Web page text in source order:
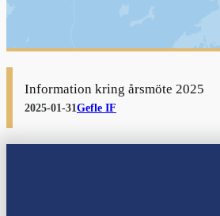
Information kring årsmöte 2025
2025-01-31Gefle IF